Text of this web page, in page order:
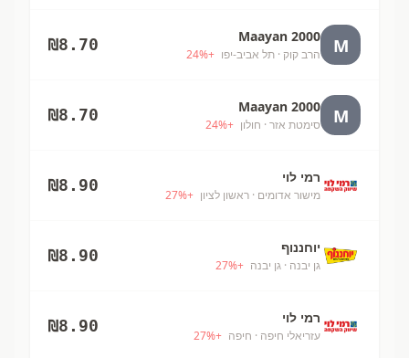
M
Maayan 2000
הרב קוק · תל אביב-יפו +
24%
₪8.70
M
Maayan 2000
סימטת אזר · חולון +
24%
₪8.70
רמי לוי
מישור אדומים · ראשון לציון +
27%
₪8.90
יוחננוף
גן יבנה · גן יבנה +
27%
₪8.90
רמי לוי
עזריאלי חיפה · חיפה +
27%
₪8.90